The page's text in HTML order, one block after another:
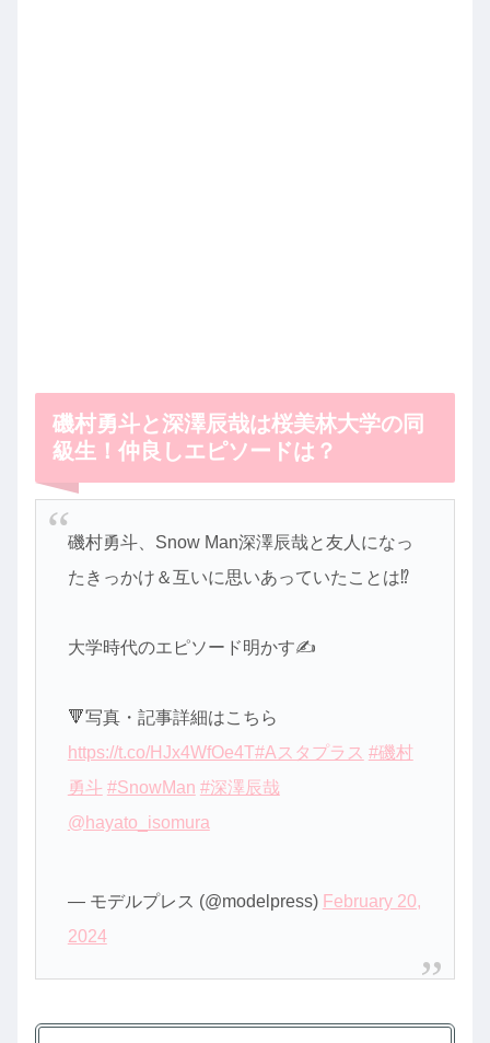
磯村勇斗と深澤辰哉は桜美林大学の同
級生！仲良しエピソードは？
磯村勇斗、Snow Man深澤辰哉と友人になっ
たきっかけ＆互いに思いあっていたことは⁉️
大学時代のエピソード明かす✍️
🔻写真・記事詳細はこちら
https://t.co/HJx4WfOe4T#Aスタプラス #磯村
勇斗 #SnowMan #深澤辰哉
@hayato_isomura
— モデルプレス (@modelpress) February 20,
2024